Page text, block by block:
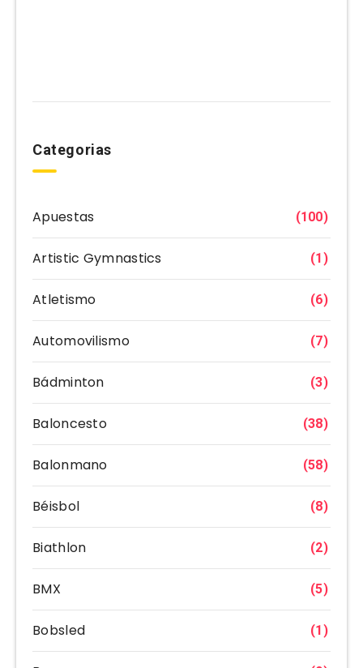
Categorias
Apuestas (100)
Artistic Gymnastics (1)
Atletismo (6)
Automovilismo (7)
Bádminton (3)
Baloncesto (38)
Balonmano (58)
Béisbol (8)
Biathlon (2)
BMX (5)
Bobsled (1)